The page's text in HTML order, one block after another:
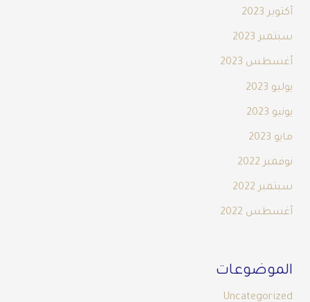
أكتوبر 2023
سبتمبر 2023
أغسطس 2023
يوليو 2023
يونيو 2023
مايو 2023
نوفمبر 2022
سبتمبر 2022
أغسطس 2022
الموضوعات
Uncategorized